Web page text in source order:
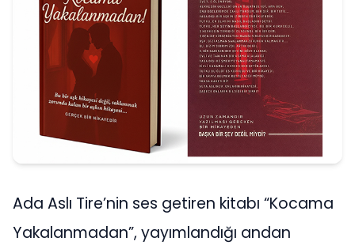
Ada Aslı Tire’nin ses getiren kitabı “Kocama
Yakalanmadan”, yayımlandığı andan